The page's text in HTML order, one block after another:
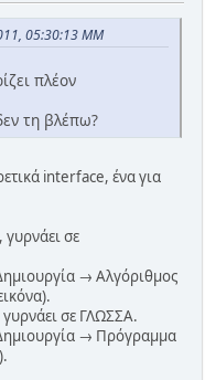
05:30:13 ΜΜ
πλέον
τη βλέπω?
interface, ένα για
γυρνάει σε
→ Αλγόριθμος
γυρνάει σε ΓΛΩΣΣΑ.
→ Πρόγραμμα